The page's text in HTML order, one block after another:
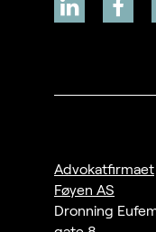
Advokatfirmaet
Føyen AS
Dronning